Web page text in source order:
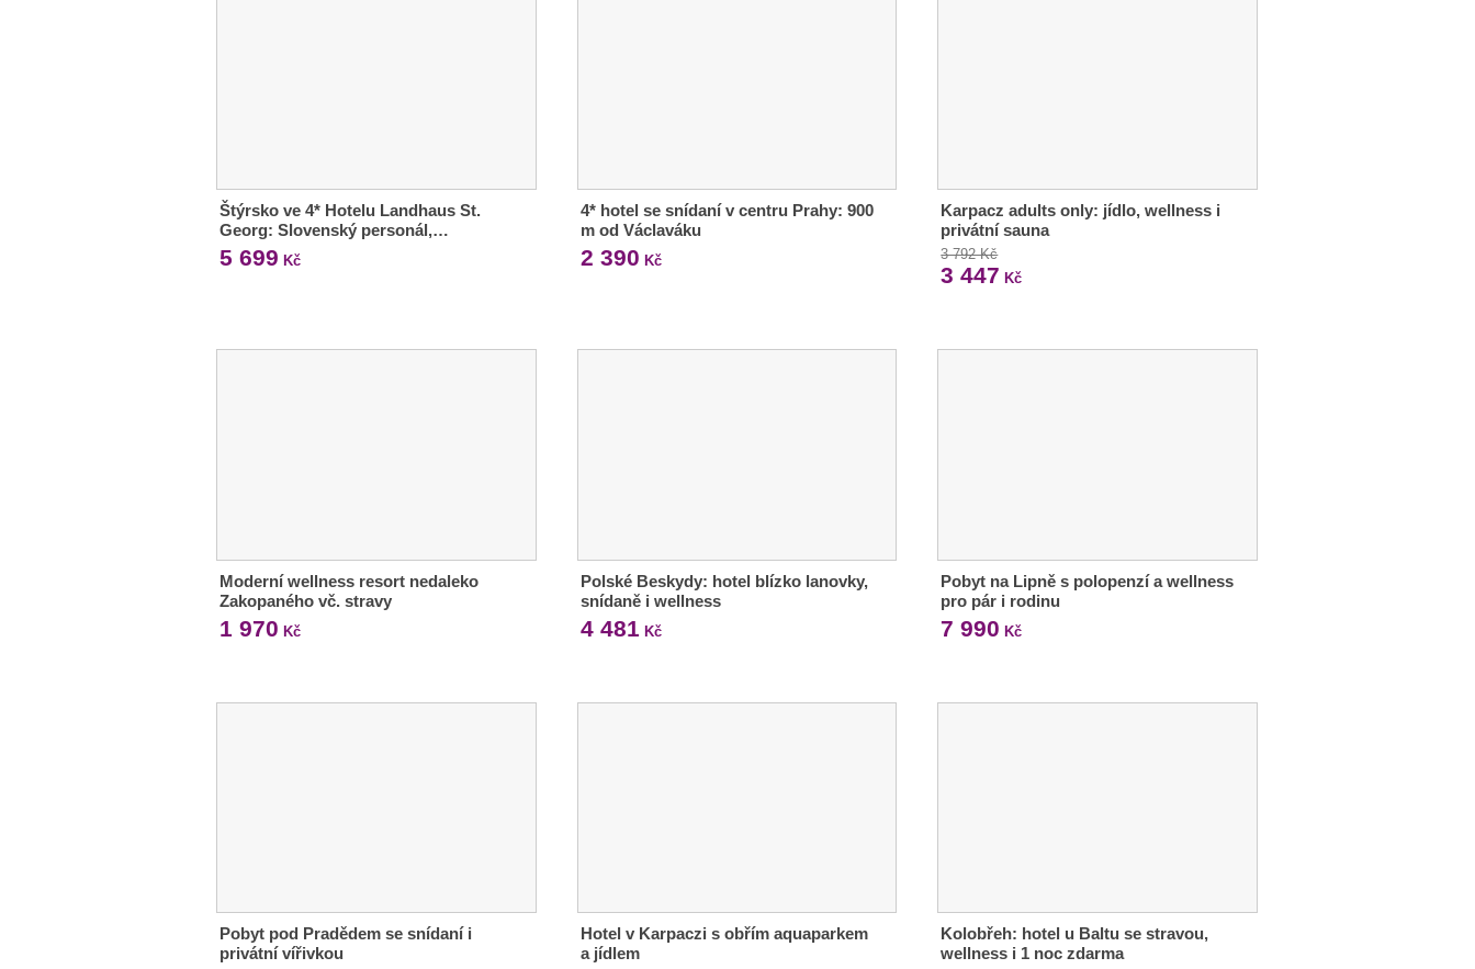
Štýrsko ve 4* Hotelu Landhaus St.
Georg: Slovenský personál,…
5 699 Kč
4* hotel se snídaní v centru Prahy: 900
m od Václaváku
2 390 Kč
Karpacz adults only: jídlo, wellness i
privátní sauna
3 792 Kč
3 447 Kč
Moderní wellness resort nedaleko
Zakopaného vč. stravy
1 970 Kč
Polské Beskydy: hotel blízko lanovky,
snídaně i wellness
4 481 Kč
Pobyt na Lipně s polopenzí a wellness
pro pár i rodinu
7 990 Kč
Pobyt pod Pradědem se snídaní i
privátní vířivkou
Hotel v Karpaczi s obřím aquaparkem
a jídlem
Kolobřeh: hotel u Baltu se stravou,
wellness i 1 noc zdarma